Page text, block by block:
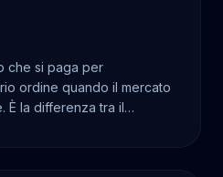
che si paga per
ordine quando il mercato
È la differenza tra il